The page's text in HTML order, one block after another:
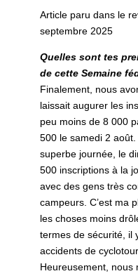
Article paru dans le
septembre 2025
Quelles sont tes
de cette Semaine
Finalement, nous
laissait augurer les
peu moins de 8 000
500 le samedi 2
superbe journée, le
500 inscriptions à la
avec des gens très
campeurs. C’est ma
les choses moins
termes de sécurité, il
accidents de
Heureusement, nous